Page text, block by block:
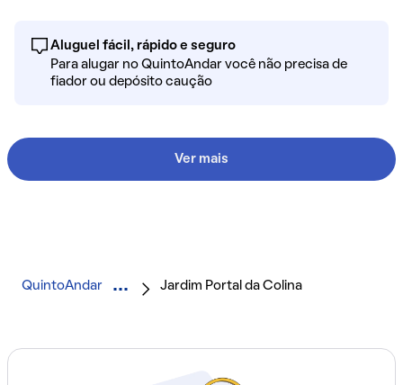
Aluguel fácil, rápido e seguro
Para alugar no QuintoAndar você não precisa de
fiador ou depósito caução
Ver mais
QuintoAndar Jardim Portal da Colina